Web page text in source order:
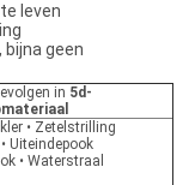
leven
geen
in 5d-
• Zetelstrilling
Uiteindepook
• Waterstraal